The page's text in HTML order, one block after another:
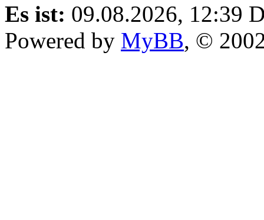
Es ist: 09.08.2026, 12:39
Powered by MyBB, ©